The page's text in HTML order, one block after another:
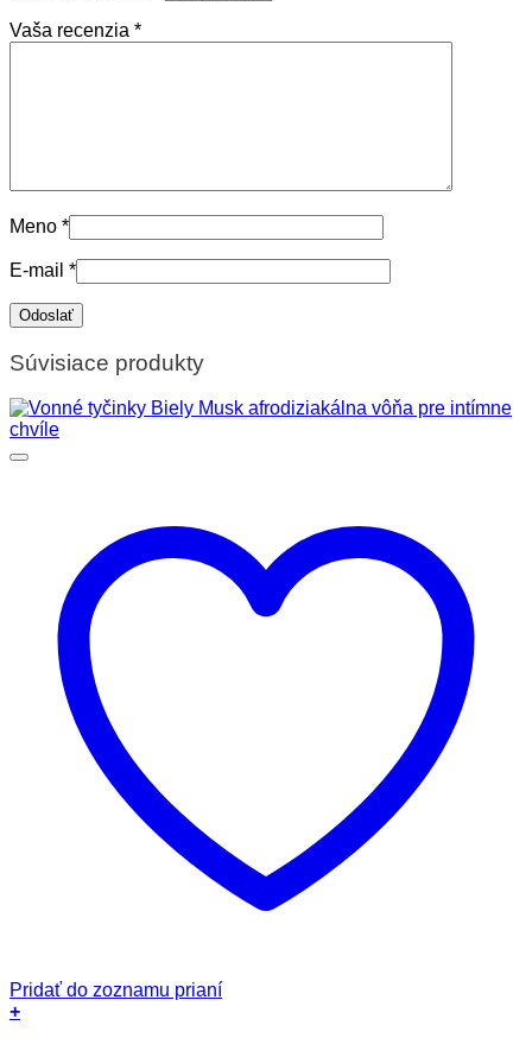
Vaša recenzia *
Meno *
E-mail *
Súvisiace produkty
Pridať do zoznamu prianí
+